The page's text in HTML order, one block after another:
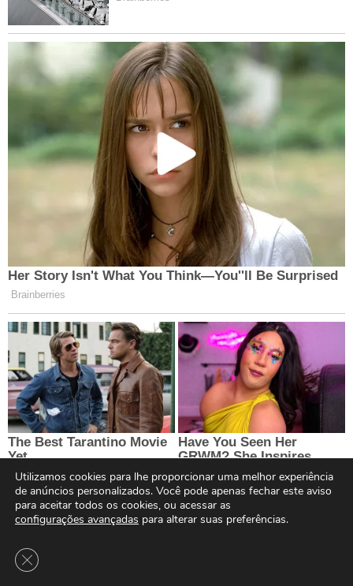
Utilizamos cookies para lhe proporcionar uma melhor experiência
de anúncios personalizados. Você pode apenas fechar este aviso
para aceitar todos os cookies, ou acessar as
configurações avançadas para alterar suas preferências.
Close GDPR Cookie Banner